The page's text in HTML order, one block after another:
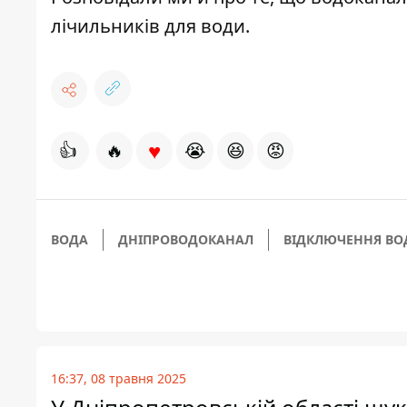
лічильників для води.
👍 🔥 ♥ 😭 😆 😡
ВОДА ДНІПРОВОДОКАНАЛ ВІДКЛЮЧЕННЯ
16:37, 08 травня 2025